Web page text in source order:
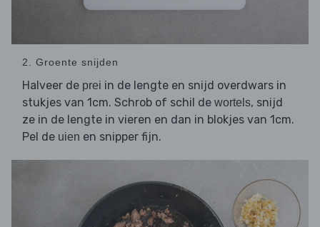
2. Groente snijden
Halveer de prei in de lengte en snijd overdwars in
stukjes van 1cm. Schrob of schil de wortels, snijd
ze in de lengte in vieren en dan in blokjes van 1cm.
Pel de uien en snipper fijn.